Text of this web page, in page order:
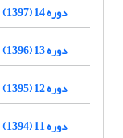
دوره 14 (1397)
دوره 13 (1396)
دوره 12 (1395)
دوره 11 (1394)